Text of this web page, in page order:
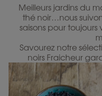
Meilleurs jardins du
thé noir…nous
saisons pour
Savourez notre
noirs Fraicheur